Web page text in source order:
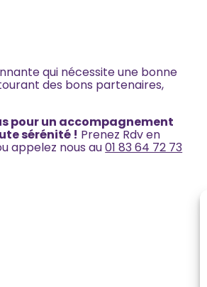
qui nécessite une bonne
des bons partenaires,
pour un accompagnement
sérénité ! Prenez Rdv en
appelez nous au01 83 64 72 73